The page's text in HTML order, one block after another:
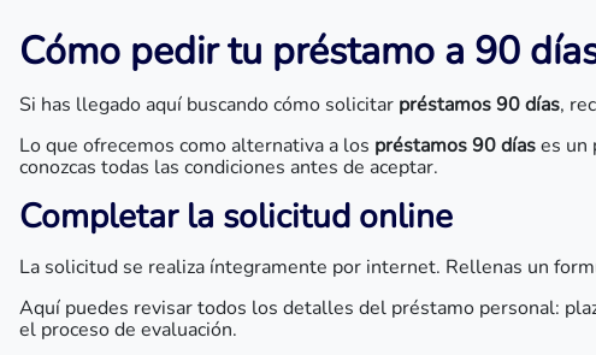
Cómo pedir tu préstamo a 90
Si has llegado aquí buscando cómo solicitar préstamos 90 días,
Lo que ofrecemos como alternativa a los préstamos 90 díases un
conozcas todas las condiciones antes de aceptar.
Completar la solicitud online
La solicitud se realiza íntegramente por internet. Rellenas un
Aquí puedes revisar todos los detalles del préstamo personal:
el proceso de evaluación.